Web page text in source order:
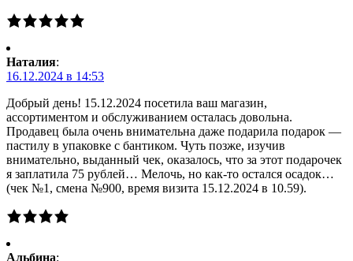
Наталия:
16.12.2024 в 14:53
Добрый день! 15.12.2024 посетила ваш магазин,
ассортиментом и обслуживанием осталась довольна.
Продавец была очень внимательна даже подарила подарок —
пастилу в упаковке с бантиком. Чуть позже, изучив
внимательно, выданный чек, оказалось, что за этот подарочек
я заплатила 75 рублей… Мелочь, но как-то остался осадок…
(чек №1, смена №900, время визита 15.12.2024 в 10.59).
Альбина: